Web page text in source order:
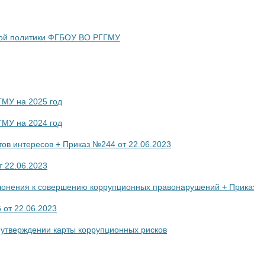
политики ФГБОУ ВО РГГМУ
на 2025 год
на 2024 год
интересов + Приказ №244 от 22.06.2023
22.06.2023
к совершению коррупционных правонарушений +
22.06.2023
карты коррупционных рисков